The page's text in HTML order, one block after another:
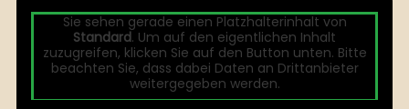
Sie sehen gerade einen Platzhalterinhalt von
Standard. Um auf den eigentlichen Inhalt
zuzugreifen, klicken Sie auf den Button unten. Bitte
beachten Sie, dass dabei Daten an Drittanbieter
weitergegeben werden.